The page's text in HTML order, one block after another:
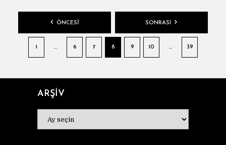
SAYFALAMASI
ÖNCESI
1 … 6 7 8 9 10 … 39
SONRASI
ARŞİV